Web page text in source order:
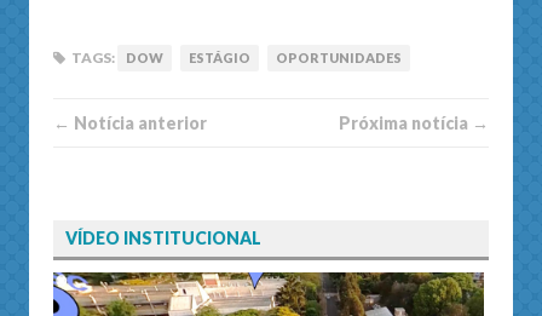
TAGS: DOW ESTÁGIO OPORTUNIDADES
← Notí­cia anterior Próxima notí­­cia →
VÍDEO INSTITUCIONAL